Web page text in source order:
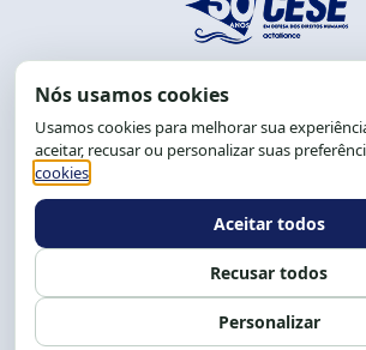
End.: R. da Graça, 150. Graça
CEP: 40.150-055
Salvador-BA, Brasil.
Tel.: (71) 2104-5457, Cel.: (71) 9 9239-
Expediente: 8h às 12h e 13 às
Siga nossas redes